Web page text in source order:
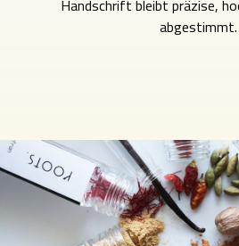
Handschrift bleibt präzise,
abgestimmt.